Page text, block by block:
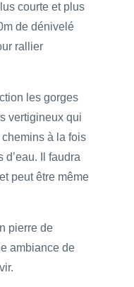
courte et plus
de dénivelé
rallier
les gorges
vertigineux qui
à la fois
d’eau. Il faudra
peut être même
pierre de
ambiance de